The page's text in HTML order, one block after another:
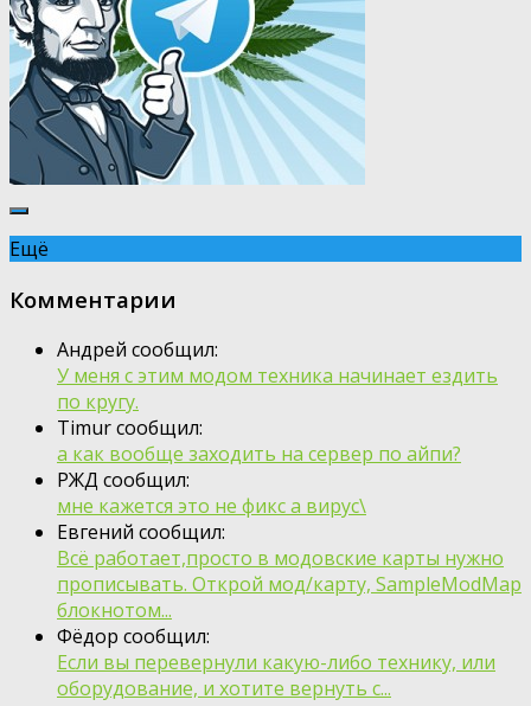
Ещё
Комментарии
Андрей сообщил:
У меня с этим модом техника начинает ездить
по кругу.
Timur сообщил:
а как вообще заходить на сервер по айпи?
РЖД сообщил:
мне кажется это не фикс а вирус\
Евгений сообщил:
Всё работает,просто в модовские карты нужно
прописывать. Открой мод/карту, SampleModMap
блокнотом...
Фёдор сообщил:
Если вы перевернули какую-либо технику, или
оборудование, и хотите вернуть с...